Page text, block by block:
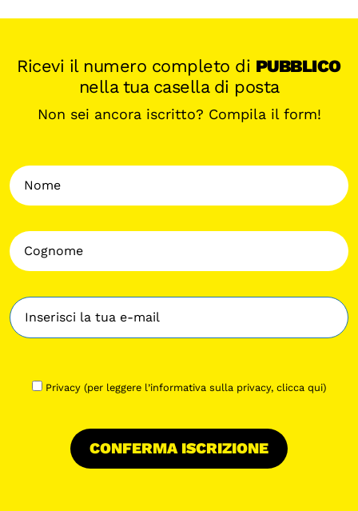
Ricevi il numero completo di PUBBLICO
nella tua casella di posta
Non sei ancora iscritto? Compila il form!
Privacy (per leggere l’informativa sulla privacy, clicca qui)